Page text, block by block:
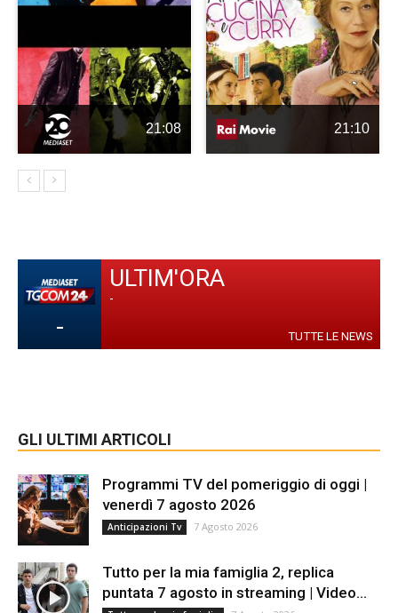
21:08 21:10
-
ULTIM'ORA
-
TUTTE LE NEWS
GLI ULTIMI ARTICOLI
Programmi TV del pomeriggio di oggi |
venerdì 7 agosto 2026
Anticipazioni Tv 7 Agosto 2026
Tutto per la mia famiglia 2, replica
puntata 7 agosto in streaming | Video...